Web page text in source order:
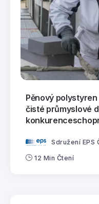
Pěnový
čisté průmyslové
Sdružení EPS
12 Min Čtení